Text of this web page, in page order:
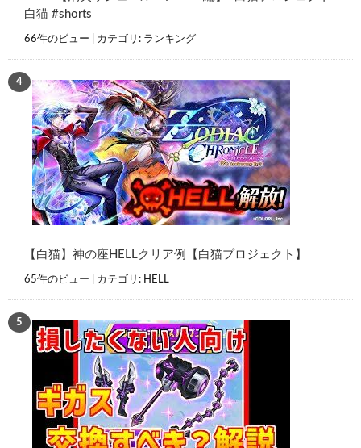
白猫 #shorts
66件のビュー カテゴリ: ランキング
【白猫】神の座HELLクリア例【白猫プロジェクト】
65件のビュー カテゴリ: HELL